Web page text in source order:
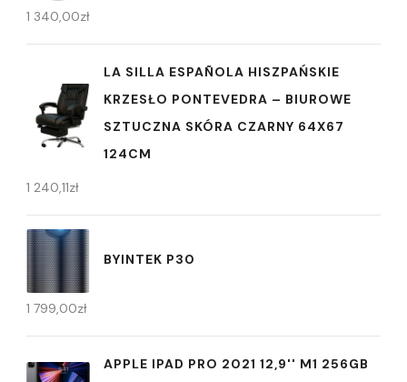
1 340,00zł
LA SILLA ESPAÑOLA HISZPAŃSKIE
KRZESŁO PONTEVEDRA – BIUROWE
SZTUCZNA SKÓRA CZARNY 64X67
124CM
1 240,11zł
BYINTEK P30
1 799,00zł
APPLE IPAD PRO 2021 12,9'' M1 256GB